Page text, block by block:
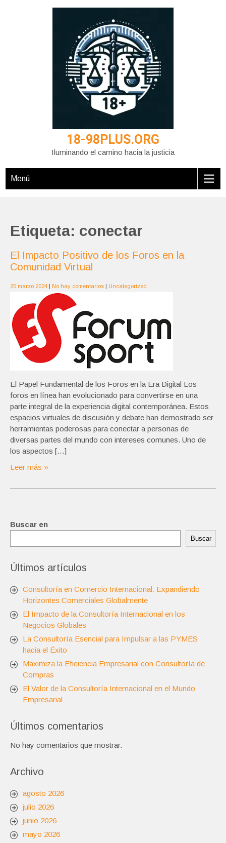
18-98PLUS.ORG
Iluminando el camino hacia la justicia
Menú
Etiqueta: conectar
El Impacto Positivo de los Foros en la
Comunidad Virtual
25 marzo 2024 | No hay comentarios | Uncategorized
El Papel Fundamental de los Foros en la Era Digital Los
foros en línea han evolucionado para convertirse en una
parte integral de la experiencia digital contemporánea. Estos
espacios virtuales de discusión y debate han demostrado ser
herramientas poderosas para conectar a personas de
diversas partes del mundo con intereses comunes. Uno de
los aspectos […]
Leer más »
Buscar en
Buscar
Últimos artículos
Consultoría en Comercio Internacional: Expandiendo
Horizontes Comerciales Globalmente
El Impacto de la Consultoría Internacional en los
Negocios Globales
La Consultoría Esencial para Impulsar a las PYMES
hacia el Éxito
Maximiza la Eficiencia Empresarial con Consultoría de
Compras
El Valor de la Consultoría Internacional en el Mundo
Empresarial
Últimos comentarios
No hay comentarios que mostrar.
Archivo
agosto 2026
julio 2026
junio 2026
mayo 2026